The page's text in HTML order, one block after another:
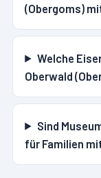
(Obergoms)
Welche
Oberwald
Sind
für Familien